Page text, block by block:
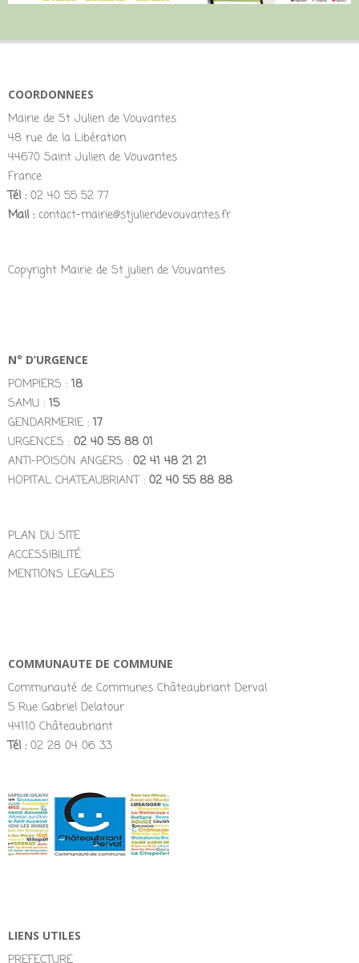
COORDONNEES
Mairie de St Julien de Vouvantes
48 rue de la Libération
44670 Saint Julien de Vouvantes
France
Tél :02 40 55 52 77
Mail :contact-mairie@stjuliendevouvantes.fr
Copyright Mairie de St julien de Vouvantes
N° D’URGENCE
POMPIERS : 18
SAMU : 15
GENDARMERIE : 17
URGENCES : 02 40 55 88 01
ANTI-POISON ANGERS : 02 41 48 21 21
HOPITAL CHATEAUBRIANT : 02 40 55 88 88
PLAN DU SITE
ACCESSIBILITÉ
MENTIONS LEGALES
COMMUNAUTE DE COMMUNE
Communauté de Communes Châteaubriant Derval
5 Rue Gabriel Delatour
44110 Châteaubriant
Tél :02 28 04 06 33
LIENS UTILES